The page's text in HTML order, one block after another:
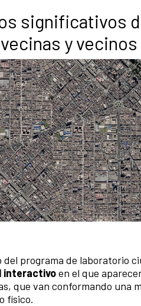
significativos
y
del programa de laboratorio
interactivoen el que
que van conformando una
físico.